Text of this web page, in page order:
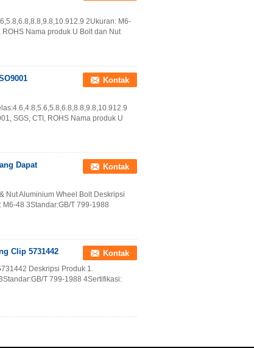
2Ukuran: M6-
Nama produk U Bolt dan Nut
Kontak
SGS, CTI, ROHS Nama produk U
Dapat
Kontak
Nut Aluminium Wheel Bolt Deskripsi
48 3Standar:GB/T 799-1988
Clip 5731442 Kontak
Deskripsi Produk 1.
T 799-1988 4Sertifikasi: